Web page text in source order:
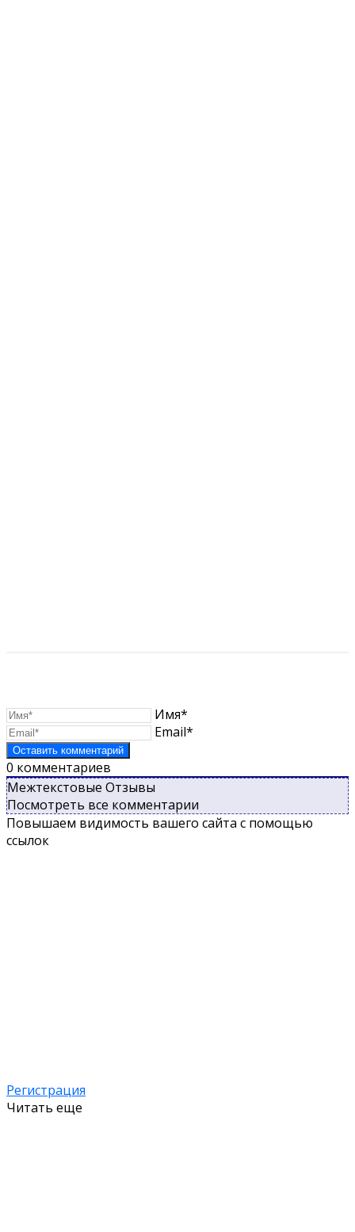
Имя*
Email*
0 комментариев
Межтекстовые Отзывы
Посмотреть все комментарии
Повышаем видимость вашего сайта с помощью
ссылок
Регистрация
Читать еще